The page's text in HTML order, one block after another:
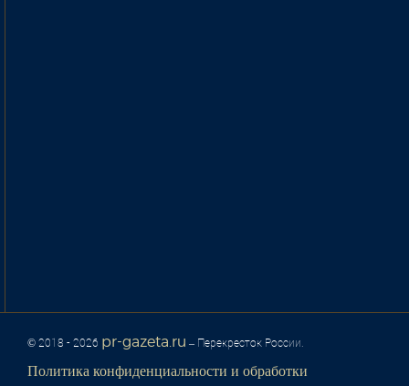
© 2018 - 2026 pr-gazeta.ru – Перекресток России.
Политика конфиденциальности и обработки